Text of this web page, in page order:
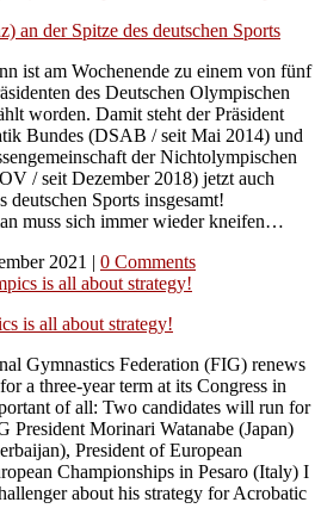
an der Spitze des deutschen Sports
ist am Wochenende zu einem von fünf
des Deutschen Olympischen
worden. Damit steht der Präsident
Bundes (DSAB / seit Mai 2014) und
der Nichtolympischen
/ seit Dezember 2018) jetzt auch
deutschen Sports insgesamt!
muss sich immer wieder kneifen…
2021 | 0 Comments
is all about strategy!
Gymnastics Federation (FIG) renews
a three-year term at its Congress in
of all: Two candidates will run for
President Morinari Watanabe (Japan)
President of European
Championships in Pesaro (Italy) I
about his strategy for Acrobatic